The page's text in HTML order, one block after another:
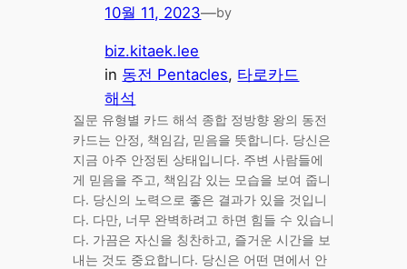
10월 11, 2023—by
biz.kitaek.lee
in 동전 Pentacles, 타로카드
해석
질문 유형별 카드 해석 종합 정방향 왕의 동전
카드는 안정, 책임감, 믿음을 뜻합니다. 당신은
지금 아주 안정된 상태입니다. 주변 사람들에
게 믿음을 주고, 책임감 있는 모습을 보여 줍니
다. 당신의 노력으로 좋은 결과가 있을 것입니
다. 다만, 너무 완벽하려고 하면 힘들 수 있습니
다. 가끔은 자신을 칭찬하고, 즐거운 시간을 보
내는 것도 중요합니다. 당신은 어떤 면에서 안